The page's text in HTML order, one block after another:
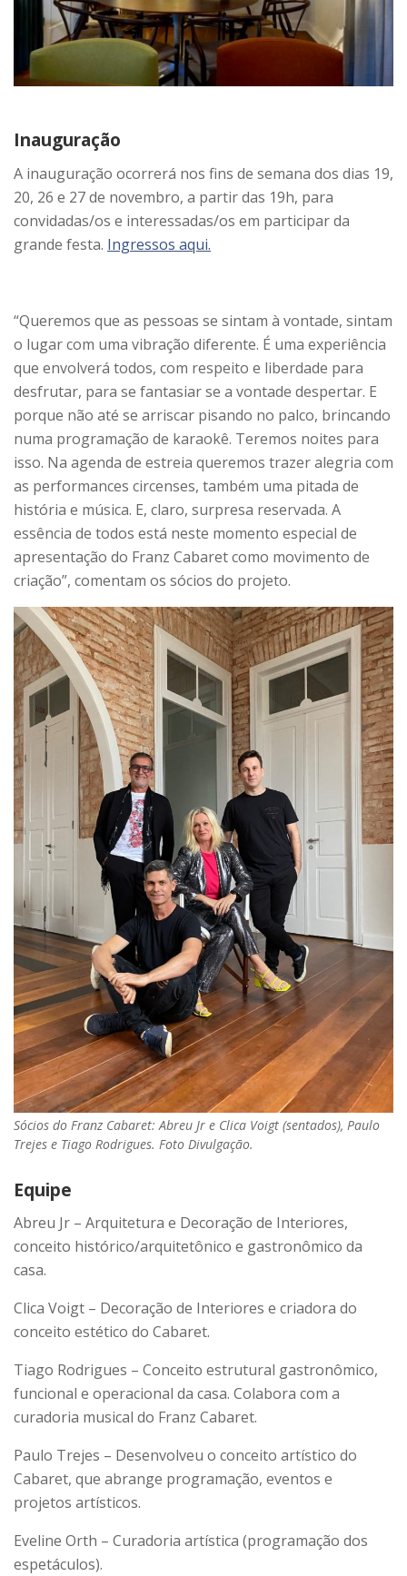
Inauguração
A inauguração ocorrerá nos fins de semana dos dias 19,
20, 26 e 27 de novembro, a partir das 19h, para
convidadas/os e interessadas/os em participar da
grande festa. Ingressos aqui.
“Queremos que as pessoas se sintam à vontade, sintam
o lugar com uma vibração diferente. É uma experiência
que envolverá todos, com respeito e liberdade para
desfrutar, para se fantasiar se a vontade despertar. E
porque não até se arriscar pisando no palco, brincando
numa programação de karaokê. Teremos noites para
isso. Na agenda de estreia queremos trazer alegria com
as performances circenses, também uma pitada de
história e música. E, claro, surpresa reservada. A
essência de todos está neste momento especial de
apresentação do Franz Cabaret como movimento de
criação”, comentam os sócios do projeto.
Sócios do Franz Cabaret: Abreu Jr e Clica Voigt (sentados), Paulo
Trejes e Tiago Rodrigues. Foto Divulgação.
Equipe
Abreu Jr – Arquitetura e Decoração de Interiores,
conceito histórico/arquitetônico e gastronômico da
casa.
Clica Voigt – Decoração de Interiores e criadora do
conceito estético do Cabaret.
Tiago Rodrigues – Conceito estrutural gastronômico,
funcional e operacional da casa. Colabora com a
curadoria musical do Franz Cabaret.
Paulo Trejes – Desenvolveu o conceito artístico do
Cabaret, que abrange programação, eventos e
projetos artísticos.
Eveline Orth – Curadoria artística (programação dos
espetáculos).